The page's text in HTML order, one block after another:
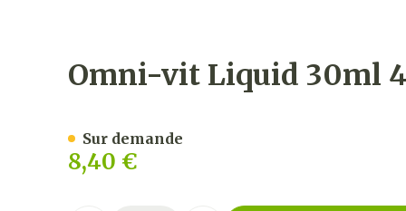
Omni-vit Liquid 30ml
8,40 €
Sur demande